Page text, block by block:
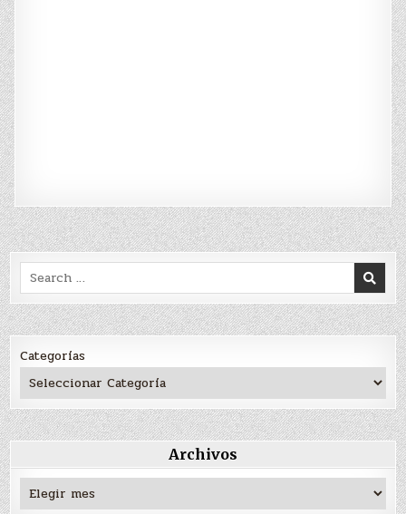
Search
for:
Categorías
Archivos
Archivos